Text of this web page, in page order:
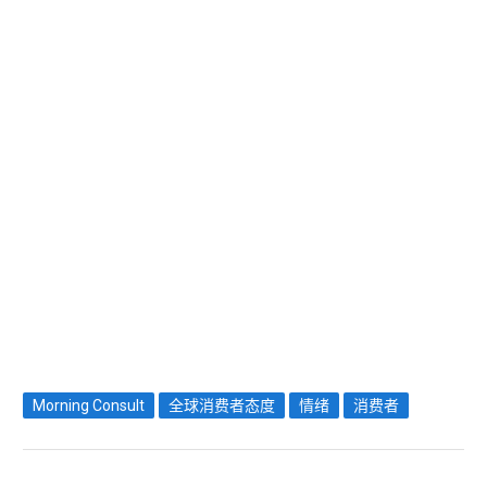
Morning Consult 全球消费者态度 情绪 消费者